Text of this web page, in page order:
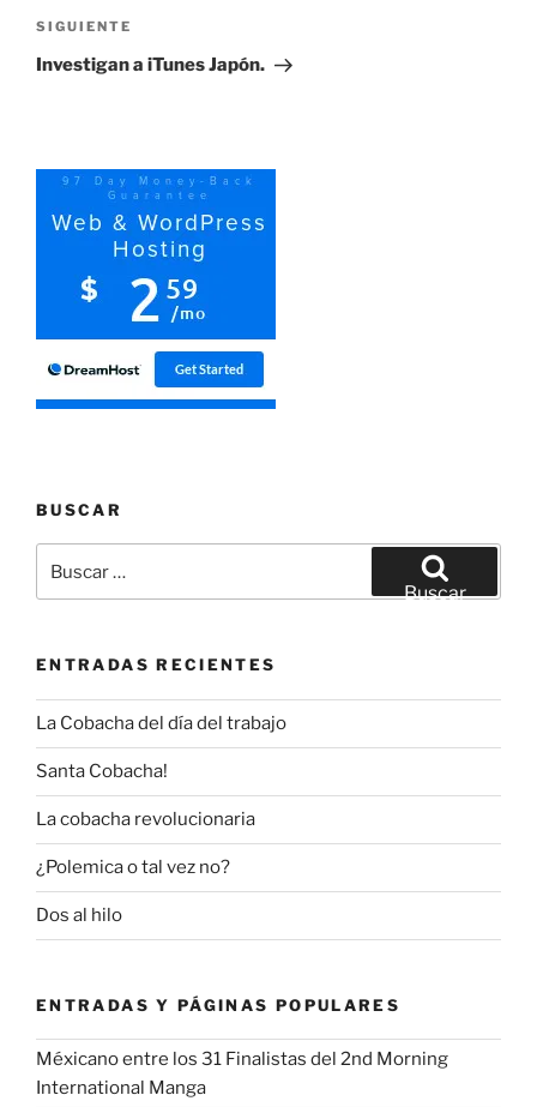
Siguiente
entrada
SIGUIENTE
Investigan a iTunes Japón.
BUSCAR
por:
Buscar
ENTRADAS RECIENTES
La Cobacha del día del trabajo
Santa Cobacha!
La cobacha revolucionaria
¿Polemica o tal vez no?
Dos al hilo
ENTRADAS Y PÁGINAS POPULARES
Méxicano entre los 31 Finalistas del 2nd Morning
International Manga